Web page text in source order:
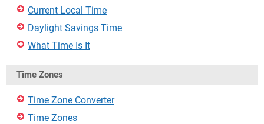
Current Local Time
Daylight Savings Time
What Time Is It
Time Zones
Time Zone Converter
Time Zones